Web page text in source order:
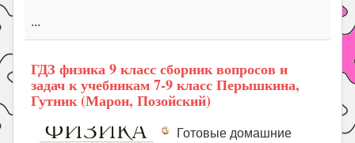
...
ГДЗ физика 9 класс сборник вопросов и
задач к учебникам 7-9 класс Перышкина,
Гутник (Марон, Позойский)
Готовые домашние